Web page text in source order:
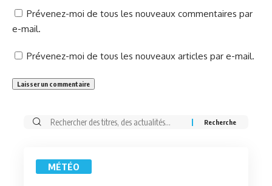
Prévenez-moi de tous les nouveaux commentaires par
e-mail.
Prévenez-moi de tous les nouveaux articles par e-mail.
Rechercher:
MÉTÉO